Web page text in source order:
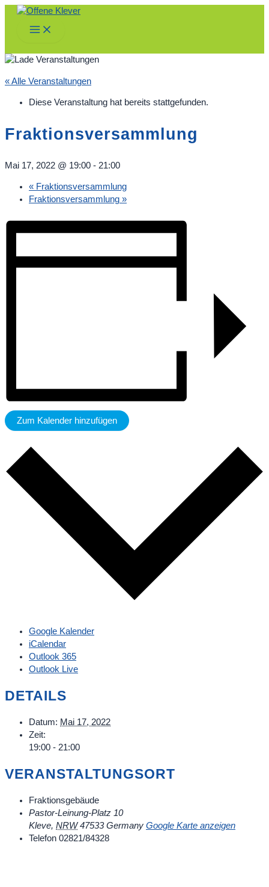
Zum
springen
Main
Menu
« Alle Veranstaltungen
Diese Veranstaltung hat bereits stattgefunden.
Fraktionsversammlung
Mai 17, 2022 @ 19:00 - 21:00
« Fraktionsversammlung
Fraktionsversammlung »
Zum Kalender hinzufügen
Google Kalender
iCalendar
Outlook 365
Outlook Live
DETAILS
Datum: Mai 17, 2022
Zeit:
19:00 - 21:00
VERANSTALTUNGSORT
Fraktionsgebäude
Pastor-Leinung-Platz 10
Kleve, NRW 47533 Germany Google Karte anzeigen
Telefon 02821/84328